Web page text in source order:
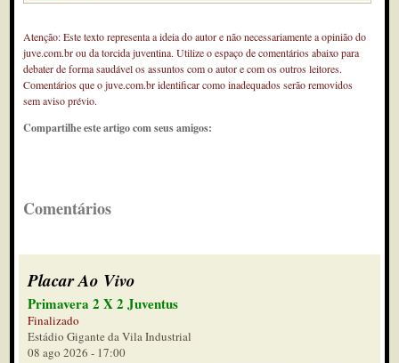
Atenção: Este texto representa a ideia do autor e não necessariamente a opinião do
juve.com.br ou da torcida juventina. Utilize o espaço de comentários abaixo para
debater de forma saudável os assuntos com o autor e com os outros leitores.
Comentários que o juve.com.br identificar como inadequados serão removidos
sem aviso prévio.
Compartilhe este artigo com seus amigos:
Comentários
Placar Ao Vivo
Primavera 2 X 2 Juventus
Finalizado
Estádio Gigante da Vila Industrial
08 ago 2026 - 17:00